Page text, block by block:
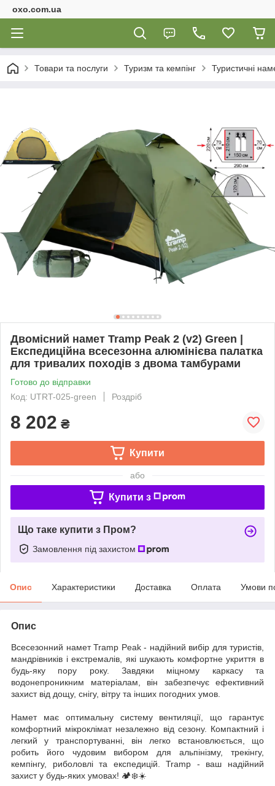
oxo.com.ua
Товари та послуги Туризм та кемпінг Туристичні
Двомісний намет Tramp Peak 2 (v2) Green |
Експедиційна всесезонна алюмінієва палатка
для тривалих походів з двома тамбурами
Готово до відправки
Код: UTRT-025-green
Роздріб
8 202 ₴
Купити
або
Купити з
Що таке купити з Пром?
Замовлення під захистом
Опис Характеристики Доставка Оплата Умови
Опис
Всесезонний намет Tramp Peak - надійний вибір для туристів,
мандрівників і екстремалів, які шукають комфортне укриття в
будь-яку пору року. Завдяки міцному каркасу та
водонепроникним матеріалам, він забезпечує ефективний
захист від дощу, снігу, вітру та інших погодних умов.
Намет має оптимальну систему вентиляції, що гарантує
комфортний мікроклімат незалежно від сезону. Компактний і
легкий у транспортуванні, він легко встановлюється, що
робить його чудовим вибором для альпінізму, трекінгу,
кемпінгу, риболовлі та експедицій. Tramp - ваш надійний
захист у будь-яких умовах! 🏕️❄️☀️